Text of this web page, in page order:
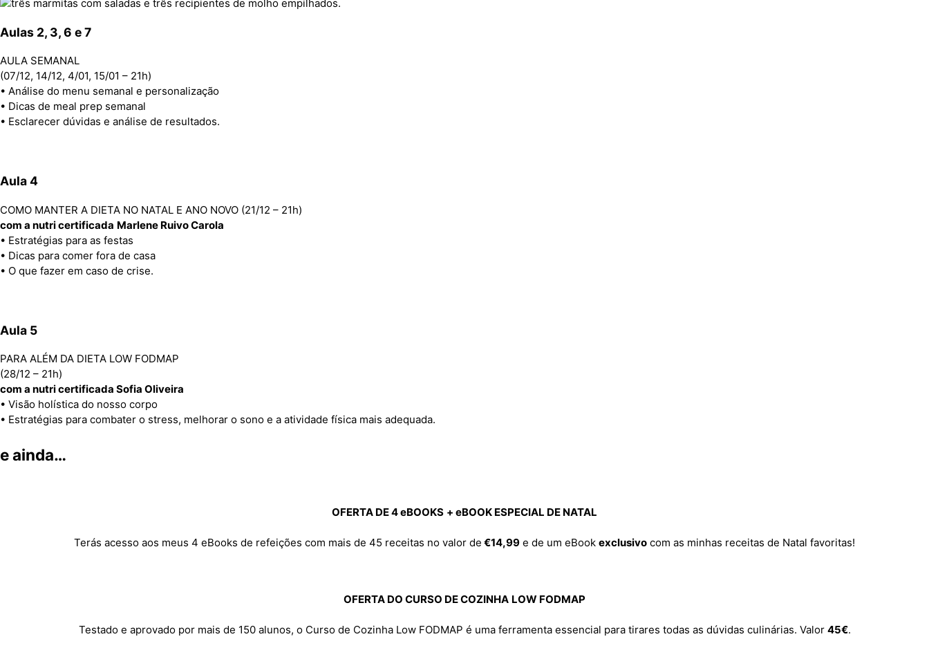
Aulas 2, 3, 6 e 7
AULA SEMANAL
(07/12, 14/12, 4/01, 15/01 – 21h)
• Análise do menu semanal e personalização
• Dicas de meal prep semanal
• Esclarecer dúvidas e análise de resultados.
Aula 4
COMO MANTER A DIETA NO NATAL E ANO NOVO (21/12 – 21h)
com a nutri certificada Marlene Ruivo Carola
• Estratégias para as festas
• Dicas para comer fora de casa
• O que fazer em caso de crise.
Aula 5
PARA ALÉM DA DIETA LOW FODMAP
(28/12 – 21h)
com a nutri certificada Sofia Oliveira
• Visão holística do nosso corpo
• Estratégias para combater o stress, melhorar o sono e a atividade física mais adequada.
e ainda…
OFERTA DE 4 eBOOKS + eBOOK ESPECIAL DE NATAL
Terás acesso aos meus 4 eBooks de refeições com mais de 45 receitas no valor de €14,99 e de um eBook exclusivo com as minhas receitas de Natal favoritas!
OFERTA DO CURSO DE COZINHA LOW FODMAP
Testado e aprovado por mais de 150 alunos, o Curso de Cozinha Low FODMAP é uma ferramenta essencial para tirares todas as dúvidas culinárias. Valor 45€.